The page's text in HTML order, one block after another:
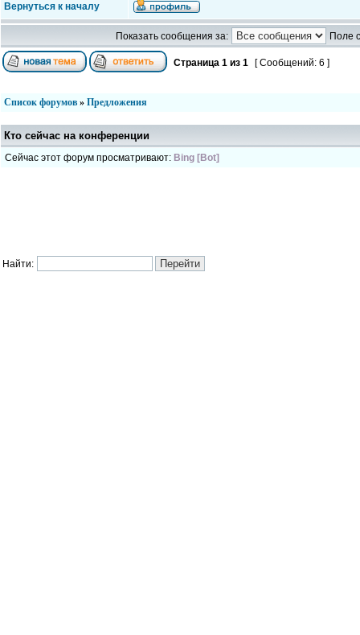
Вернуться к началу
Показать сообщения за: Поле
Страница 1 из 1 [ Сообщений: 6 ]
Список форумов » Предложения
Кто сейчас на конференции
Сейчас этот форум просматривают: Bing [Bot]
Найти: